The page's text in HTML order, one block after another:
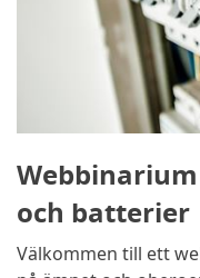
och batterier
Välkommen till ett